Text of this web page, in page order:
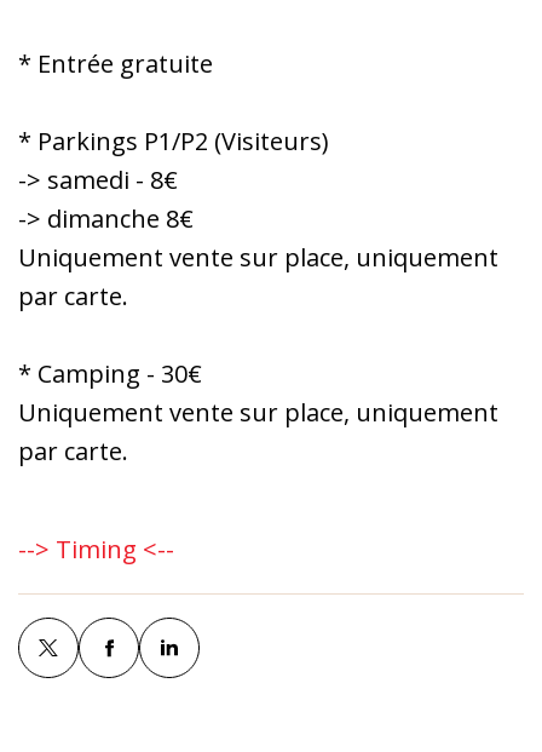
* Entrée gratuite
* Parkings P1/P2 (Visiteurs)
-> samedi - 8€
-> dimanche 8€
Uniquement vente sur place, uniquement
par carte.
* Camping - 30€
Uniquement vente sur place, uniquement
par carte.
--> Timing <--